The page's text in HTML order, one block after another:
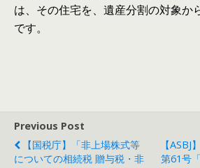
は、その住宅を、遺産分割の対象か
です。
Previous Post
【国税庁】「非上場株式等
についての相続税 贈与税・非
【
第61号